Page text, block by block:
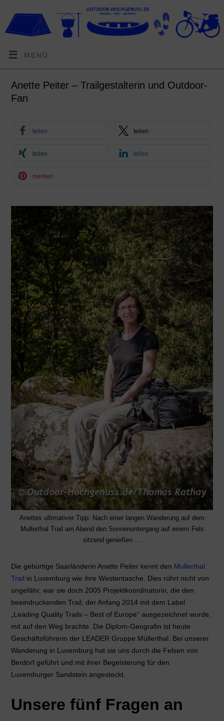
MENÜ
Anette Peiter – Trailgestalterin und Outdoor-
Fan
teilen teilen
teilen teilen
merken
Anettes ultimativer Tipp: Nach einer langen Wanderung auf dem
Mullerthal Trail am Abend den Sonnenuntergang auf einem Fels
sitzend genießen …
Die gebürtige Saarländerin Anette Peiter kennt den Mullerthal
Trail in Luxemburg wie ihre Westentasche. Dies rührt nicht von
ungefähr, war sie doch 2005 Projektkoordinatorin, die den
beeindruckenden Trail, der Anfang 2014 mit dem Label
„Leading Quality Trails – Best of Europe“ ausgezeichnet wurde,
mit auf den Weg brachte. Die Diplom-Geografin ist heute
Geschäftsführerin der LEADER Gruppe Müllerthal. Bei unserer
Wanderung in Luxemburg hat sie uns durch die Felsen von
Berdorf geführt und mit ihrer Begeisterung für den
Luxemburger Sandstein angesteckt.
Unsere fünf Fragen an